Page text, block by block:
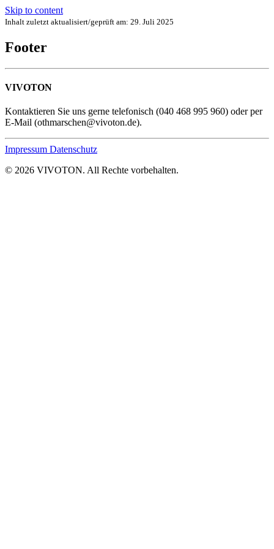
Skip to content
Inhalt zuletzt aktualisiert/geprüft am: 29. Juli 2025
Footer
VIVOTON
Kontaktieren Sie uns gerne telefonisch (040 468 995 960) oder per
E-Mail (othmarschen@vivoton.de).
Impressum Datenschutz
© 2026 VIVOTON. All Rechte vorbehalten.